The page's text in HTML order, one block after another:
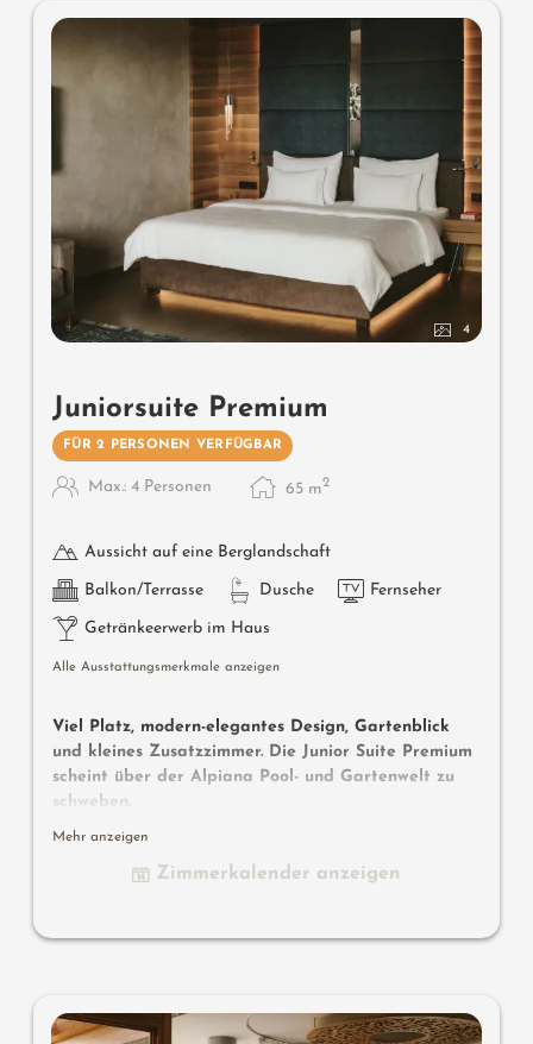
- Flat-TV
- Mini-Bar mit Südtirol-Produkten
- übergroßes Luxus-Doppelbett
4
Juniorsuite Premium
FÜR 2 PERSONEN VERFÜGBAR
Max.: 4 Personen 65 m2
Aussicht auf eine Berglandschaft
Balkon/Terrasse Dusche Fernseher
Getränkeerwerb im Haus
Alle Ausstattungsmerkmale anzeigen
Viel Platz, modern-elegantes Design, Gartenblick
und kleines Zusatzzimmer. Die Junior Suite Premium
scheint über der Alpiana Pool- und Gartenwelt zu
schweben.
ca. 65 m² inkl. 8 m² Loggia Balkon zur Südseite mit Blick
auf den Poolgarten und in die grüne Weite, zusätzliches
Produkten, übergroßes Luxus-Bett, Klimaanlage, privater
Ausstattung:
Mehr anzeigen
Zimmerkalender anzeigen